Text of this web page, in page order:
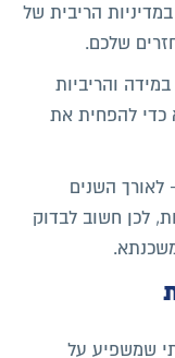
במדיניות הריבית של
שלכם.
והריביות
כדי להפחית את
לאורך השנים
לכן חשוב לבדוק
שמשפיע על